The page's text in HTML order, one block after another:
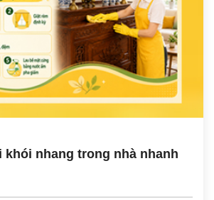
khói nhang trong nhà nhanh